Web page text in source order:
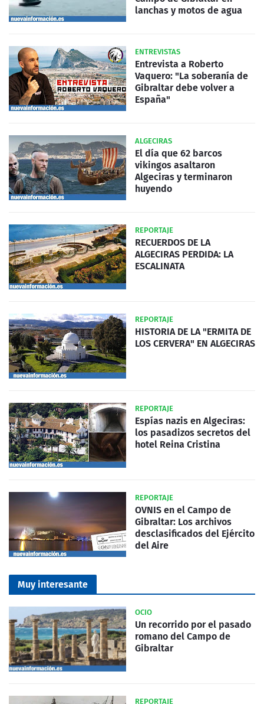
lanchas y motos de agua
ENTREVISTAS
Entrevista a Roberto
Vaquero: "La soberanía de
Gibraltar debe volver a
España"
ALGECIRAS
El día que 62 barcos
vikingos asaltaron
Algeciras y terminaron
huyendo
REPORTAJE
RECUERDOS DE LA
ALGECIRAS PERDIDA: LA
ESCALINATA
REPORTAJE
HISTORIA DE LA "ERMITA DE
LOS CERVERA" EN ALGECIRAS
REPORTAJE
Espías nazis en Algeciras:
los pasadizos secretos del
hotel Reina Cristina
REPORTAJE
OVNIS en el Campo de
Gibraltar: Los archivos
desclasificados del Ejército
del Aire
Muy interesante
OCIO
Un recorrido por el pasado
romano del Campo de
Gibraltar
REPORTAJE